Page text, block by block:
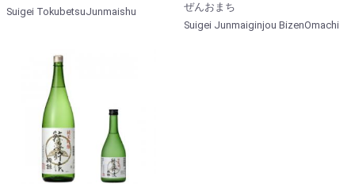
Suigei TokubetsuJunmaishu
ぜんおまち
Suigei Junmaiginjou BizenOmachi